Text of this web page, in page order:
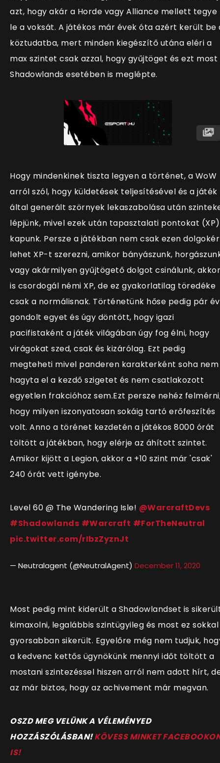
azt, hogy akár a Horde vagy Alliance mellett tegye
le a voksát. A játékos már évek óta azért került be
köztudatba, mert minden kiegészítő utána eléri a
max szintet csak azzal, hogy gyűjtöget és ezt most
Shadowlands esetében is meglépte.
Hogy mindenkinek tiszta legyen a történet, a WoW
arról szól, hogy küldetések teljesítésével és a játék
által generált szörnyek lekaszabolása után
lépjünk, mivel ezek után tapasztalati pontokat (XP)
kapunk. Persze a játékban nem csak ezen
lehet XP-t szerezni, amikor bányászunk,
vagy akármilyen gyűjtögető dolgot csinálunk, akkor
is csordogál némi XP, de ez gyakorlatilag töredéke
csak a normálisnak. Történetünk hőse pedig pár
gondolt egyet és úgy döntött, hogy igazi
pacifistaként a játék világában úgy fog élni, hogy
virágokat szed, csak és kizárólag. Ezt pedig
megteheti mivel panderen karakterként soha nem
hagyta el a kezdő szigetet és nem csatlakozott
egyetlen frakcióhoz sem.Ezt persze nehéz
hogy milyen iszonyatosan sokáig tartó erőfeszítés
volt. Anno a törénet kezdetén a játékos 8000 órát
töltött a játékban, hogy elérje az áhított szintet.
Amikor kijött a Legion, akkor a +10 szint már 'csak'
240 órát vett igénybe.
Level 60 @ The Wandering Isle! @WarcraftDevs
#Shadowlands #Warcraft #ForTheNeutral
pic.twitter.com/rIbzZyznJt
— Neutralagent (@NeutralAgent) December 11, 2020
Most pedig mint kiderült a Shadowlandset is
kimaxolni, legalábbis szintügyileg és most ez sokkal
gyorsabban sikerült. Egyelőre még nem tudjuk,
a kedvenc kettős ügynökünk mennyi időt töltött a
mostani szintezéssel hiszen arról nem adott hírt,
az már biztos, hogy az achivement már megvan.
OSZD MEG VELÜNK A VÉLEMÉNYED
HOZZÁSZÓLÁSBAN!KÖVESS MINKET
IS!